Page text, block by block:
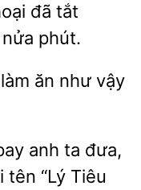
đã tắt
phút.
làm ăn
vậy
anh ta đưa,
“Lý